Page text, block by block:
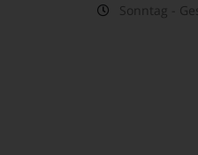
Sonntag -